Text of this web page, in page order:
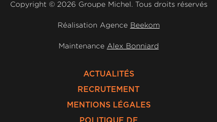
Copyright © 2026 Groupe Michel. Tous droits réservés
Réalisation Agence Beekom
Maintenance Alex Bonniard
ACTUALITÉS
RECRUTEMENT
MENTIONS LÉGALES